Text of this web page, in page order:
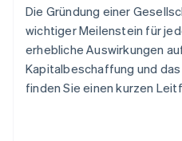
Die Gründung einer
wichtiger Meilenstein für
erhebliche Auswirkungen
Kapitalbeschaffung und
finden Sie einen kurzen